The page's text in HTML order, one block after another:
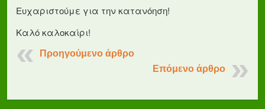
Ευχαριστούμε για την κατανόηση!
Καλό καλοκαίρι!
Προηγούμενο άρθρο
Επόμενο άρθρο